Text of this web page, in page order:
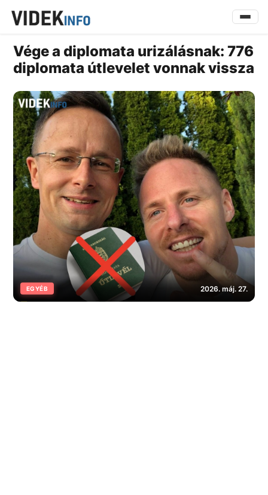
Vége a diplomata urizálásnak: 776
diplomata útlevelet vonnak vissza
EGYÉB 2026. máj. 27.